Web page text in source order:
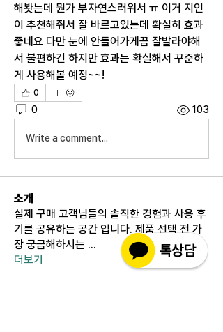
해봣는데 뭔가 부자연스러워서 ㅠ 이거 지인
이 추천해줘서 잘 바르고있는데 확실히 효과
좋네요 다만 눈에 안들어가게끔 잘발라야해
서 불편하긴 하지만 효과는 확실해서 꾸준하
게 사용해볼 예정~~!
0
0 103
Write a comment...
소개
실제 구매 고객님들의 솔직한 경험과 사용 후
기를 공유하는 공간 입니다. 제품 선택 전 가
장 궁금해하시는 ...
더보기